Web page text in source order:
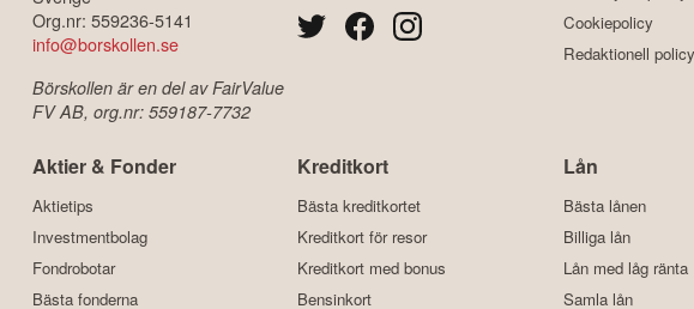
Org.nr: 559236-5141
info@borskollen.se
Börskollen är en del av FairValue
FV AB, org.nr: 559187-7732
Cookiepolicy
Redaktionell policy
Aktier & Fonder
Aktietips
Investmentbolag
Fondrobotar
Bästa fonderna
Kreditkort
Bästa kreditkortet
Kreditkort för resor
Kreditkort med bonus
Bensinkort
Lån
Bästa lånen
Billiga lån
Lån med låg ränta
Samla lån